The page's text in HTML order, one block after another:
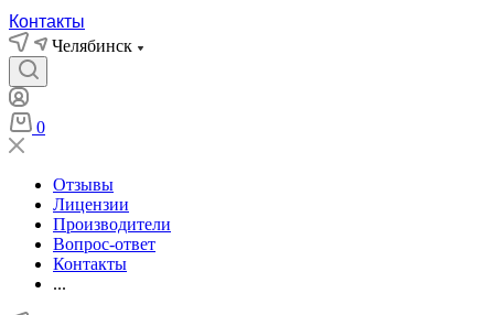
Контакты
Челябинск
0
Отзывы
Лицензии
Производители
Вопрос-ответ
Контакты
...